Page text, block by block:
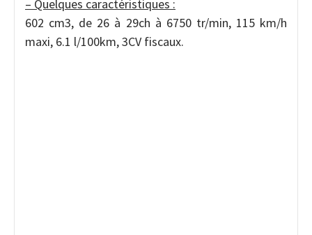
– Quelques caractéristiques :
602 cm3, de 26 à 29ch à 6750 tr/min, 115 km/h
maxi, 6.1 l/100km, 3CV fiscaux.